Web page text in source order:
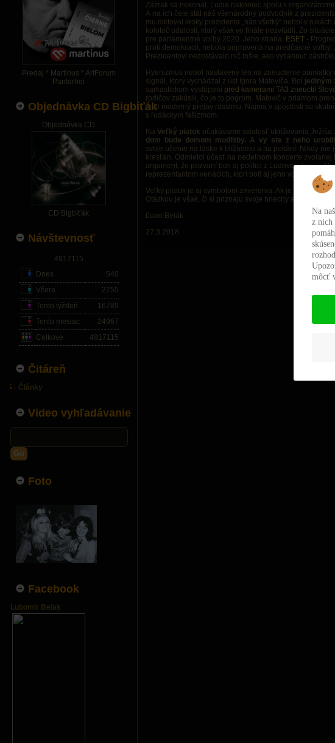
Predaj * Martinus * ArtForum
Pantarhei
Objednávka CD Bigbíťák
Objednávka CD
CD Bigbíťák
Návštevnosť
4917115
Dnes
540
Včera
2755
Tento týždeň
16789
Tento mesiac
24967
Celkove
4917115
Čitáreň
Články
Video vyhľadávanie
Go
Foto
Facebook
Lubomir Belak
Zázrak sa nekonal. Ľudia nakoniec spolu s
A na ich čele stál náš všenárodný podvodník z
mu diktoval kroky prezidenta „nás všetký“ nebol v
kolotoč udalostí, ktorý však vo finále nezvládli. Zo
pre parlamentné voľby 2020. Jeho strana, ESET -
proti demokracii, nebola pripravená na predčasné
Prezidentovi nezostávalo nič inšie, ako vytiahnuť
Hyenizmus nebol nastavený len na zneuctenie
signál, ktorý vychádzal z úst Igora Matoviča. Bol jediným
sarkastickom vystúpení pred kamerami TA3 zneuctil
rodičov zakúsili, čo je to pogrom. Matovič v priamom
je to moderný prejav rasizmu. Najmä v spojitosti so
s ľudáckym fašizmom.
Na Veľký piatok očakávame sviatosť ukrižovania
dom bude domom modlitby. A vy ste z neho
svoje učenie na láske k blížnemu a na pokání. Nikdy nie
kresťan. Odmietol účasť na nedeľnom koncerte
argument, že pozvaní boli aj politici z Ľudovej strany -
reprezentantom veriacich, ktorí boli aj jeho voličmi.
Veľký piatok je aj symbolom zmierenia. Ak je Kiska a
Otázkou je však, či si priznajú svoje hriechy a spolu s
Ľubo Belák
27.3.2018
Na
z nich
môcť